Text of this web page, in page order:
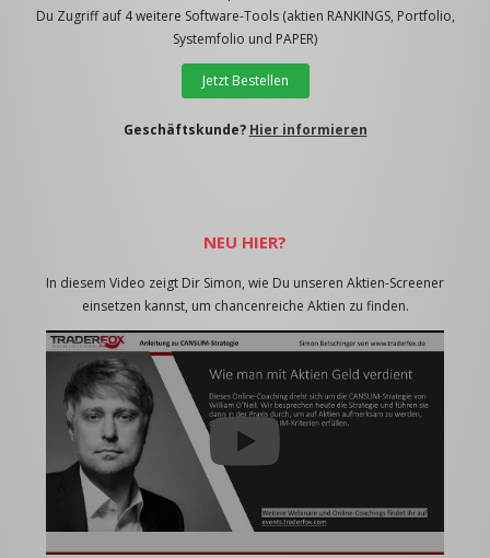
Du Zugriff auf 4 weitere Software-Tools (aktien RANKINGS, Portfolio,
Systemfolio und PAPER)
Jetzt Bestellen
Geschäftskunde? Hier informieren
NEU HIER?
In diesem Video zeigt Dir Simon, wie Du unseren Aktien-Screener
einsetzen kannst, um chancenreiche Aktien zu finden.